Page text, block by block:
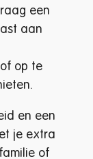
een
aan
op te
en een
je extra
of